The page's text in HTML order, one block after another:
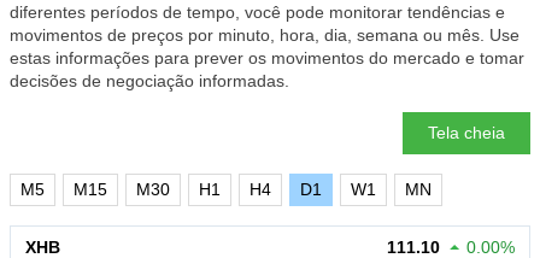
diferentes períodos de tempo, você pode monitorar tendências e
movimentos de preços por minuto, hora, dia, semana ou mês. Use
estas informações para prever os movimentos do mercado e tomar
decisões de negociação informadas.
Tela cheia
M5 M15 M30 H1 H4 D1 W1 MN
XHB 111.10 0.00%